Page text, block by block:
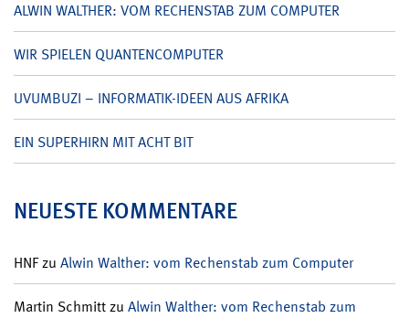
ALWIN WALTHER: VOM RECHENSTAB ZUM COMPUTER
WIR SPIELEN QUANTENCOMPUTER
UVUMBUZI – INFORMATIK-IDEEN AUS AFRIKA
EIN SUPERHIRN MIT ACHT BIT
NEUESTE KOMMENTARE
HNFzu Alwin Walther: vom Rechenstab zum Computer
Martin Schmittzu Alwin Walther: vom Rechenstab zum